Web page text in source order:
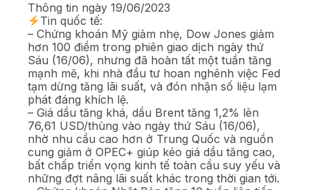
Thông tin ngày 19/06/2023
Tin quốc tế:
– Chứng khoán Mỹ giảm nhẹ, Dow Jones giảm
hơn 100 điểm trong phiên giao dịch ngày thứ
Sáu (16/06), nhưng đã hoàn tất một tuần tăng
mạnh mẽ, khi nhà đầu tư hoan nghênh việc Fed
tạm dừng tăng lãi suất, và đón nhận số liệu lạm
phát đáng khích lệ.
– Giá dầu tăng khá, dầu Brent tăng 1,2% lên
76,61 USD/thùng vào ngày thứ Sáu (16/06),
nhờ nhu cầu cao hơn ở Trung Quốc và nguồn
cung giảm ở OPEC+ giúp kéo giá dầu tăng cao,
bất chấp triển vọng kinh tế toàn cầu suy yếu và
những đợt nâng lãi suất khác trong thời gian tới.